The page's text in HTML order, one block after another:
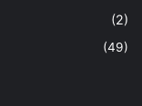
(2)
(49)